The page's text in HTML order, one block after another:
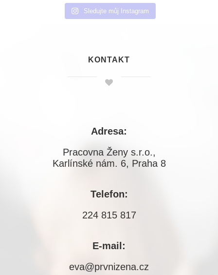
Sledujte můj Instagram
KONTAKT
Adresa:
Pracovna Ženy s.r.o.,
Karlínské nám. 6, Praha 8
Telefon:
224 815 817
E-mail:
eva@prvnizena.cz